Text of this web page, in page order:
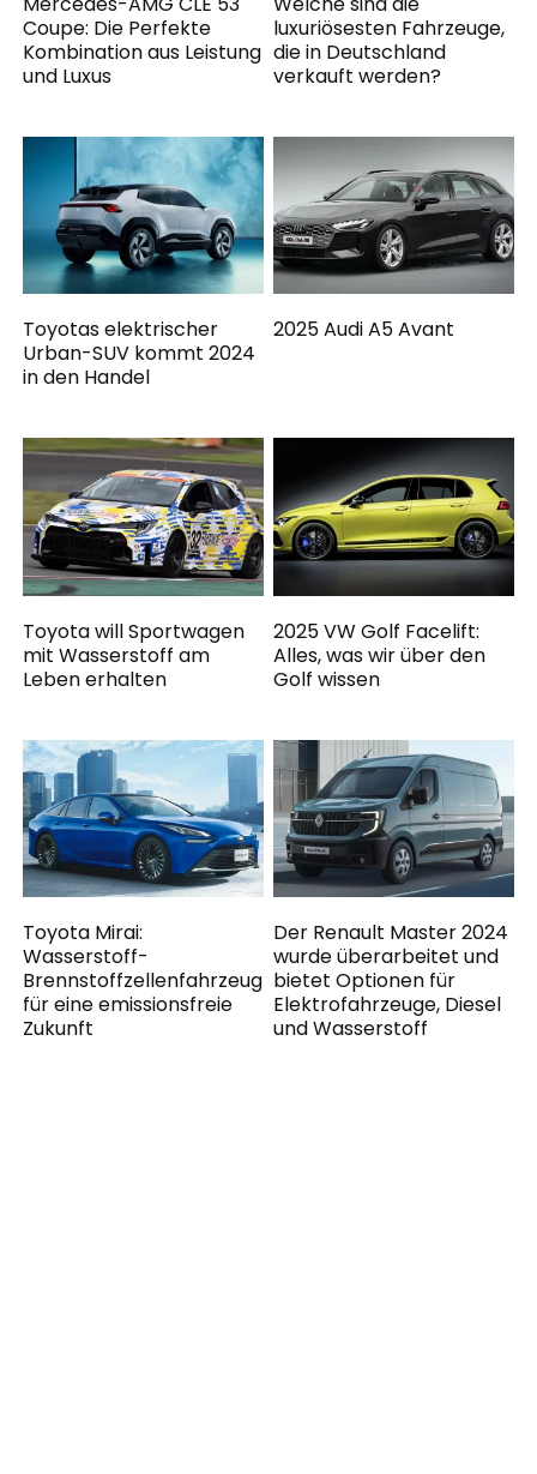
Coupe: Die Perfekte
Kombination aus Leistung
und Luxus
luxuriösesten Fahrzeuge,
die in Deutschland
verkauft werden?
Toyotas elektrischer
Urban-SUV kommt 2024
in den Handel
2025 Audi A5 Avant
Toyota will Sportwagen
mit Wasserstoff am
Leben erhalten
2025 VW Golf Facelift:
Alles, was wir über den
Golf wissen
Toyota Mirai:
Wasserstoff-
Brennstoffzellenfahrzeug
für eine emissionsfreie
Zukunft
Der Renault Master 2024
wurde überarbeitet und
bietet Optionen für
Elektrofahrzeuge, Diesel
und Wasserstoff